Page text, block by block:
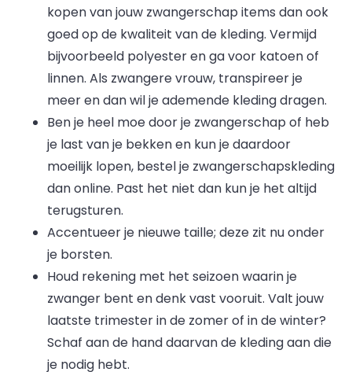
kopen van jouw zwangerschap items dan ook
goed op de kwaliteit van de kleding. Vermijd
bijvoorbeeld polyester en ga voor katoen of
linnen. Als zwangere vrouw, transpireer je
meer en dan wil je ademende kleding dragen.
Ben je heel moe door je zwangerschap of heb
je last van je bekken en kun je daardoor
moeilijk lopen, bestel je zwangerschapskleding
dan online. Past het niet dan kun je het altijd
terugsturen.
Accentueer je nieuwe taille; deze zit nu onder
je borsten.
Houd rekening met het seizoen waarin je
zwanger bent en denk vast vooruit. Valt jouw
laatste trimester in de zomer of in de winter?
Schaf aan de hand daarvan de kleding aan die
je nodig hebt.